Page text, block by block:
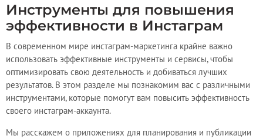
Инструменты для повышения
эффективности в Инстаграм
В современном мире инстаграм-маркетинга крайне важно
использовать эффективные инструменты и сервисы, чтобы
оптимизировать свою деятельность и добиваться лучших
результатов. В этом разделе мы познакомим вас с различными
инструментами, которые помогут вам повысить эффективность
своего инстаграм-аккаунта.
Мы расскажем о приложениях для планирования и публикации